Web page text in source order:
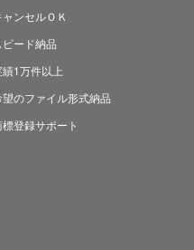
ャンセルＯＫ
ピード納品
績1万件以上
望のファイル形式納品
登録サポート